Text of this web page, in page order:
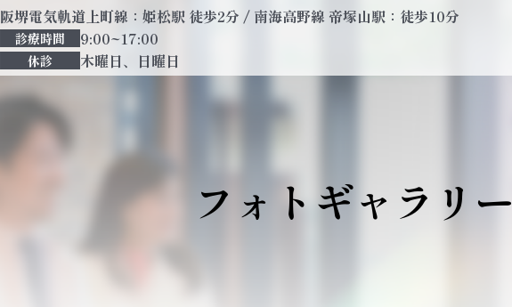
阪堺電気軌道上町線：姫松駅 徒歩2分 / 南海高野線 帝塚山駅：徒歩10分
診療時間 9:00~17:00
休診 木曜日、日曜日
フォトギャラリー